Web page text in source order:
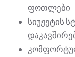
ფოთლები
სიუჟეტის